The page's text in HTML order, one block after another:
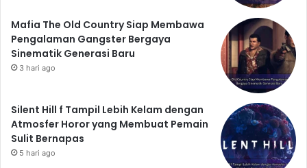
Mafia The Old Country Siap Membawa
Pengalaman Gangster Bergaya
Sinematik Generasi Baru
3 hari ago
Silent Hill f Tampil Lebih Kelam dengan
Atmosfer Horor yang Membuat Pemain
Sulit Bernapas
5 hari ago